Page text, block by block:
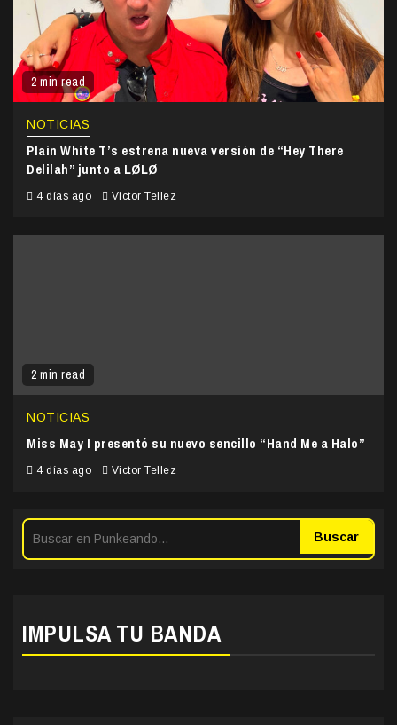
2 min read
NOTICIAS
Plain White T’s estrena nueva versión de “Hey There
Delilah” junto a LØLØ
4 días ago Victor Tellez
2 min read
NOTICIAS
Miss May I presentó su nuevo sencillo “Hand Me a Halo”
4 días ago Victor Tellez
Buscar
IMPULSA TU BANDA